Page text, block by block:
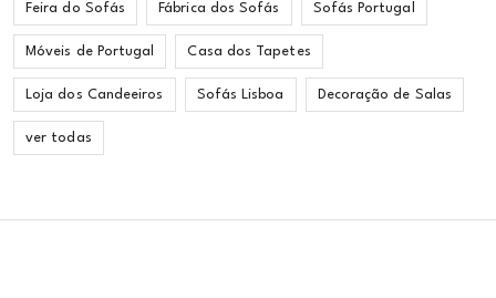
Feira do Sofás Fábrica dos Sofás Sofás Portugal
Móveis de Portugal Casa dos Tapetes
Loja dos Candeeiros Sofás Lisboa Decoração de Salas
ver todas